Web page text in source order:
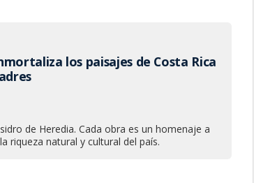
los paisajes de Costa Rica
de Heredia. Cada obra es un homenaje a
riqueza natural y cultural del país.